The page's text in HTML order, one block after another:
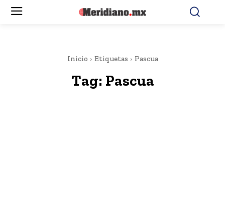
Inicio Etiquetas Pascua
Tag: Pascua